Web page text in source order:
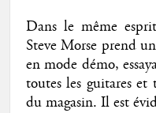
Dans le même
Steve Morse prend
en mode démo,
toutes les guitares et
du magasin. Il est